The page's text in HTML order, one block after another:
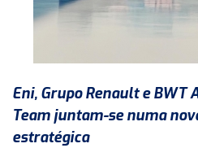
Eni, Grupo Renault e BWT
Team juntam-se numa
estratégica